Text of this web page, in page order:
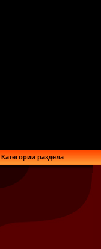
Категории раздела